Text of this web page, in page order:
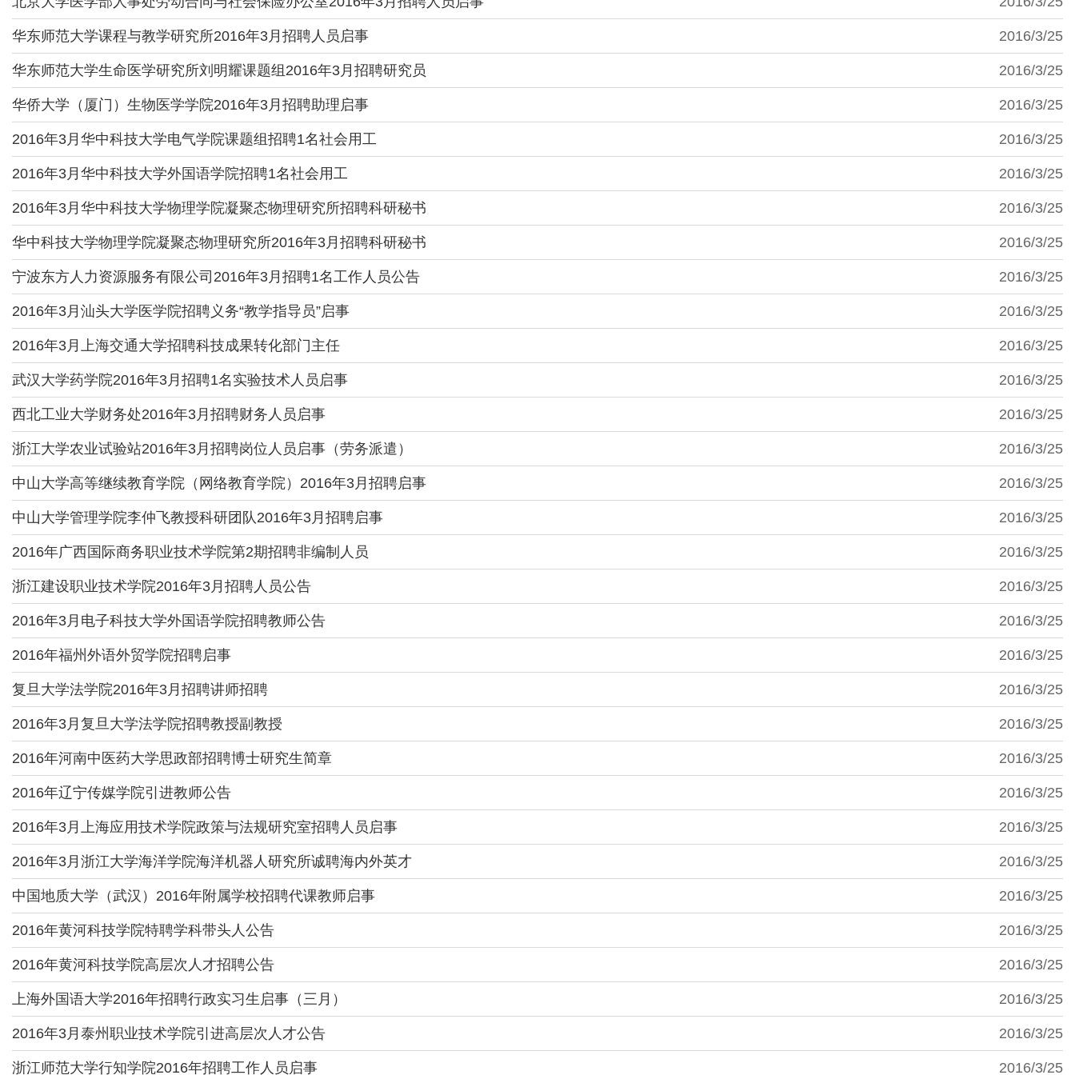
2016/3/25
华东师范大学课程与教学研究所2016年3月招聘人员启事
2016/3/25
华东师范大学生命医学研究所刘明耀课题组2016年3月招聘研究员
2016/3/25
华侨大学（厦门）生物医学学院2016年3月招聘助理启事
2016/3/25
2016年3月华中科技大学电气学院课题组招聘1名社会用工
2016/3/25
2016年3月华中科技大学外国语学院招聘1名社会用工
2016/3/25
2016年3月华中科技大学物理学院凝聚态物理研究所招聘科研秘书
2016/3/25
华中科技大学物理学院凝聚态物理研究所2016年3月招聘科研秘书
2016/3/25
宁波东方人力资源服务有限公司2016年3月招聘1名工作人员公告
2016/3/25
2016年3月汕头大学医学院招聘义务“教学指导员”启事
2016/3/25
2016年3月上海交通大学招聘科技成果转化部门主任
2016/3/25
武汉大学药学院2016年3月招聘1名实验技术人员启事
2016/3/25
西北工业大学财务处2016年3月招聘财务人员启事
2016/3/25
浙江大学农业试验站2016年3月招聘岗位人员启事（劳务派遣）
2016/3/25
中山大学高等继续教育学院（网络教育学院）2016年3月招聘启事
2016/3/25
中山大学管理学院李仲飞教授科研团队2016年3月招聘启事
2016/3/25
2016年广西国际商务职业技术学院第2期招聘非编制人员
2016/3/25
浙江建设职业技术学院2016年3月招聘人员公告
2016/3/25
2016年3月电子科技大学外国语学院招聘教师公告
2016/3/25
2016年福州外语外贸学院招聘启事
2016/3/25
复旦大学法学院2016年3月招聘讲师招聘
2016/3/25
2016年3月复旦大学法学院招聘教授副教授
2016/3/25
2016年河南中医药大学思政部招聘博士研究生简章
2016/3/25
2016年辽宁传媒学院引进教师公告
2016/3/25
2016年3月上海应用技术学院政策与法规研究室招聘人员启事
2016/3/25
2016年3月浙江大学海洋学院海洋机器人研究所诚聘海内外英才
2016/3/25
中国地质大学（武汉）2016年附属学校招聘代课教师启事
2016/3/25
2016年黄河科技学院特聘学科带头人公告
2016/3/25
2016年黄河科技学院高层次人才招聘公告
2016/3/25
上海外国语大学2016年招聘行政实习生启事（三月）
2016/3/25
2016年3月泰州职业技术学院引进高层次人才公告
2016/3/25
浙江师范大学行知学院2016年招聘工作人员启事